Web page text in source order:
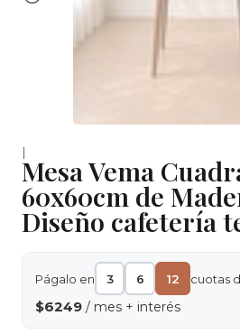
|
Mesa Vema
60x60cm de
Diseño cafetería
Págalo en 3 6 12 cuotas
$6249 / mes + interés